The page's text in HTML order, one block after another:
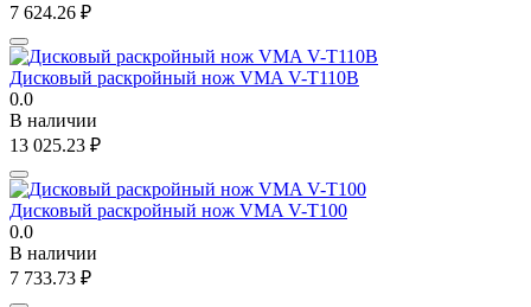
7 624.26 ₽
Дисковый раскройный нож VMA V-T110B
0.0
В наличии
13 025.23 ₽
Дисковый раскройный нож VMA V-T100
0.0
В наличии
7 733.73 ₽